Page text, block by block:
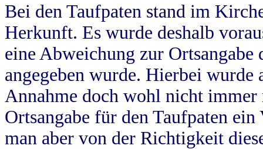
Bei den Taufpaten stand im
Herkunft. Es wurde deshalb
eine Abweichung zur
angegeben wurde. Hierbei wurde
Annahme doch wohl nicht
Ortsangabe für den Taufpaten
man aber von der Richtigkeit